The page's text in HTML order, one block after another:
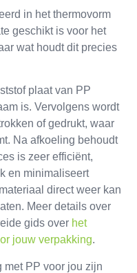
in het thermovorm
geschikt is voor het
wat houdt dit precies
plaat van PP
is. Vervolgens wordt
of gedrukt, waar
Na afkoeling behoudt
is zeer efficiënt,
en minimaliseert
direct weer kan
Meer details over
gids over het
jouw verpakking.
met PP voor jou zijn